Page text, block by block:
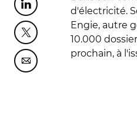
Partager cette page sur
Partager cette page sur
Partager cette page sur
d'électricité.
Engie, autre
10.000
prochain, à